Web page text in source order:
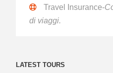
Travel Insurance-
di viaggi.
LATEST TOURS